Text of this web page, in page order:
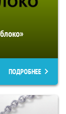
ПОДРОБНЕЕ